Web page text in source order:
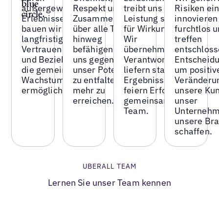
außergewöhnliche
Erlebnisse. So
bauen wir
langfristiges
Vertrauen auf –
und Beziehungen,
die gemeinsames
Wachstum
ermöglichen.
Respekt und
Zusammenarbeit
über alle Teams
hinweg
befähigen wir
uns gegenseitig,
unser Potenzial
zu entfalten und
mehr zu
erreichen.
treibt uns an –
Leistung sorgt
für Wirkung.
Wir
übernehmen
Verantwortung,
liefern starke
Ergebnisse und
feiern Erfolge
gemeinsam als
Team.
Risiken
innovieren
furchtlos
treffen
um
unsere
unser
unsere
schaffen.
UBERALL TEAM
Lernen Sie unser Team kennen